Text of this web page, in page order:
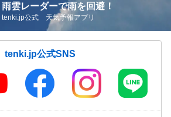
雨雲レーダーで雨を回避！
tenki.jp公式 天気予報アプリ
tenki.jp公式SNS